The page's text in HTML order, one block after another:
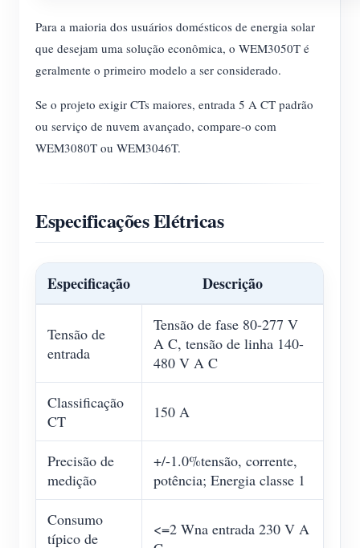
Para a maioria dos usuários domésticos de energia solar
que desejam uma solução econômica, o WEM3050T é
geralmente o primeiro modelo a ser considerado.
Se o projeto exigir CTs maiores, entrada 5 A CT padrão
ou serviço de nuvem avançado, compare-o com
WEM3080T ou WEM3046T.
Especificações Elétricas
Especificação Descrição
Tensão de
entrada
Tensão de fase 80-277 V
A C, tensão de linha 140-
480 V A C
Classificação
CT
150 A
Precisão de
medição
+/-1.0%tensão, corrente,
potência; Energia classe 1
Consumo
típico de
<=2 Wna entrada 230 V A